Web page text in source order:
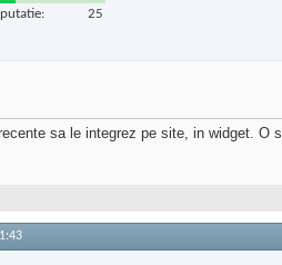
25
sa le integrez pe site, in widget. O